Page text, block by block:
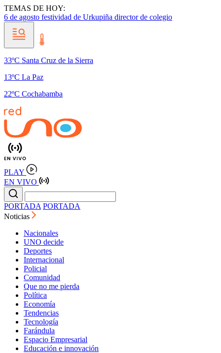
TEMAS DE HOY:
6 de agosto festividad de Urkupiña director de colegio
33ºC Santa Cruz de la Sierra
13ºC La Paz
22ºC Cochabamba
PLAY
EN VIVO
PORTADA PORTADA
Noticias
Nacionales
UNO decide
Deportes
Internacional
Policial
Comunidad
Que no me pierda
Política
Economía
Tendencias
Tecnología
Farándula
Espacio Empresarial
Educación e innovación